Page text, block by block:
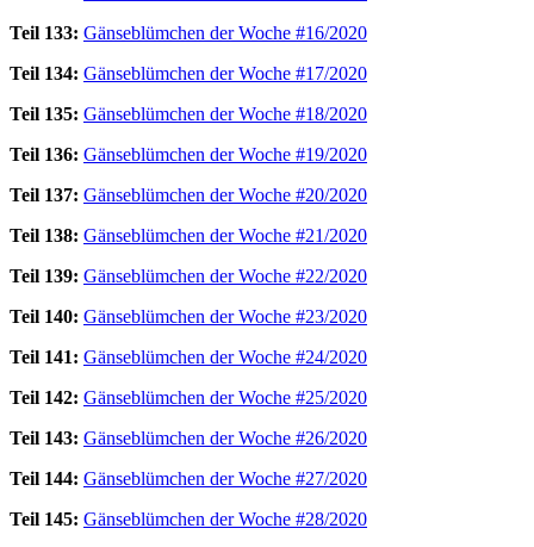
Teil 133: Gänseblümchen der Woche #16/2020
Teil 134: Gänseblümchen der Woche #17/2020
Teil 135: Gänseblümchen der Woche #18/2020
Teil 136: Gänseblümchen der Woche #19/2020
Teil 137: Gänseblümchen der Woche #20/2020
Teil 138: Gänseblümchen der Woche #21/2020
Teil 139: Gänseblümchen der Woche #22/2020
Teil 140: Gänseblümchen der Woche #23/2020
Teil 141: Gänseblümchen der Woche #24/2020
Teil 142: Gänseblümchen der Woche #25/2020
Teil 143: Gänseblümchen der Woche #26/2020
Teil 144: Gänseblümchen der Woche #27/2020
Teil 145: Gänseblümchen der Woche #28/2020